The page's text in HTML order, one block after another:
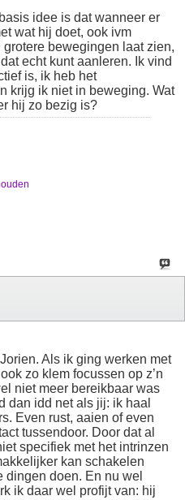
idee is dat wanneer er
wat hij doet, ook ivm
bewegingen laat zien,
echt kunt aanleren. Ik vind
is, ik heb het
krijg ik niet in beweging. Wat
hij zo bezig is?
Als ik ging werken met
zo klem focussen op z’n
niet meer bereikbaar was
dan idd net als jij: ik haal
Even rust, aaien of even
tussendoor. Door dat al
specifiek met het intrinzen
kan schakelen
doen. En nu wel
ik daar wel profijt van: hij